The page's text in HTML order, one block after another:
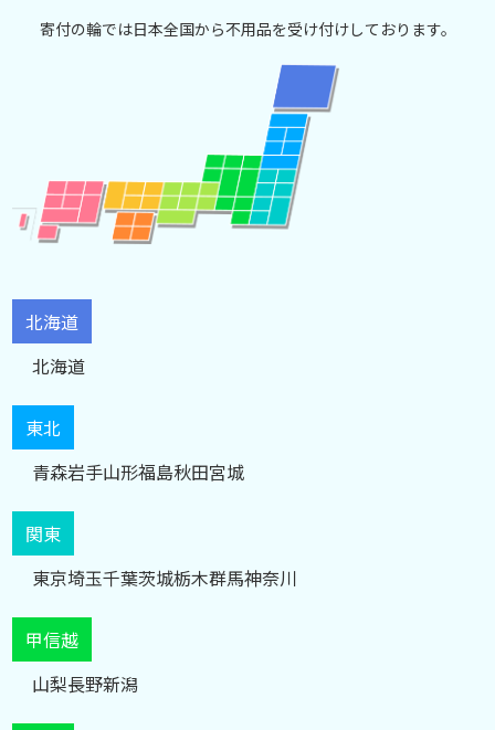
寄付の輪では日本全国から不用品を受け付けしております。
北海道
北海道
東北
青森岩手山形福島秋田宮城
関東
東京埼玉千葉茨城栃木群馬神奈川
甲信越
山梨長野新潟